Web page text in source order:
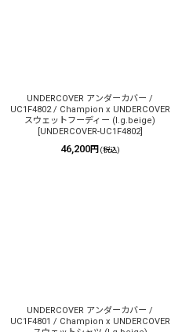
UNDERCOVER アンダーカバー /
UC1F4802 / Champion x UNDERCOVER
スウェットフーディー (l.g.beige)
UNDERCOVER-UC1F4802]
46,200円 (税込)
UNDERCOVER アンダーカバー /
UC1F4801 / Champion x UNDERCOVER